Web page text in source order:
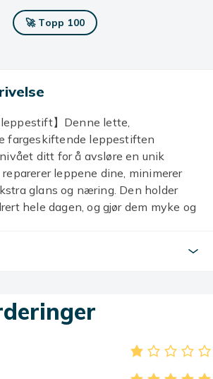
🚀 Topp 100
leppestift】Denne lette,
fargeskiftende leppestiften
ditt for å avsløre en unik
leppene dine, minimerer
glans og næring. Den holder
hele dagen, og gjør dem myke og
transparente lipglossen skape
gullfolie】Gullfolien i
leppestiften er rik på
naturlige oljer og
gir omfattende næring og